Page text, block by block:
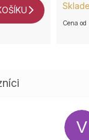
od
je 4 z 5 V